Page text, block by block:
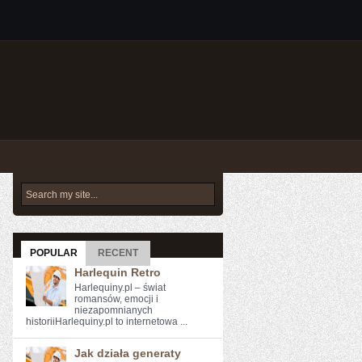
POPULAR RECENT
Harlequin Retro
Harlequiny.pl – świat
romansów, emocji i
niezapomnianych
historiiHarlequiny.pl to internetowa ...
Jak działa generaty